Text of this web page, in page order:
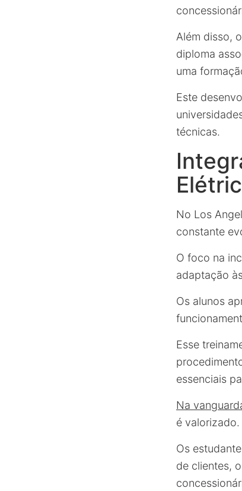
Além disso,
diploma
uma
Este
técnicas.
No Los
constante
O foco na
adaptação
Os alunos
Esse
essenciais
Na
é valorizado.
Os
de clientes,